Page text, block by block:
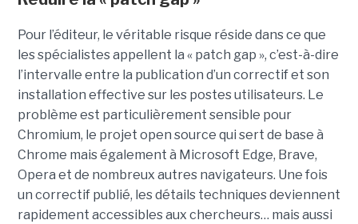
Pour l’éditeur, le véritable risque réside dans ce que
les spécialistes appellent la « patch gap », c’est-à-dire
l’intervalle entre la publication d’un correctif et son
installation effective sur les postes utilisateurs. Le
problème est particulièrement sensible pour
Chromium, le projet open source qui sert de base à
Chrome mais également à Microsoft Edge, Brave,
Opera et de nombreux autres navigateurs. Une fois
un correctif publié, les détails techniques deviennent
rapidement accessibles aux chercheurs… mais aussi